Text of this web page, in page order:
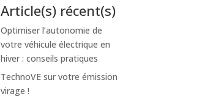
Article(s) récent(s)
Optimiser l’autonomie de
votre véhicule électrique en
hiver : conseils pratiques
TechnoVE sur votre émission
virage !